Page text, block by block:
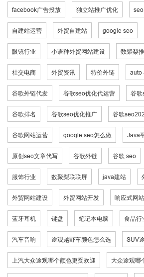
facebook广告投放 独立站推广优化
自建站运营 外贸自建站 google seo
眼镜行业 小语种外贸网站建设 数聚梨
社交电商 外贸资讯 特价外链 auto
谷歌外链代发 谷歌seo优化代运营 谷歌
谷歌排名 谷歌seo优化推广 谷歌
谷歌网站运营 google seo怎么做 Java
原创seo文章代写 谷歌外链 谷歌 seo
服饰行业 数聚梨联联屏 java建站
外贸网站建设 外贸网站开发 响应式网站
蓝牙耳机 键盘 笔记本电脑 食品行
汽车音响 途观越野车颜色怎么选 SUV
上汽大众途观哪个颜色更受欢迎 大众途观哪